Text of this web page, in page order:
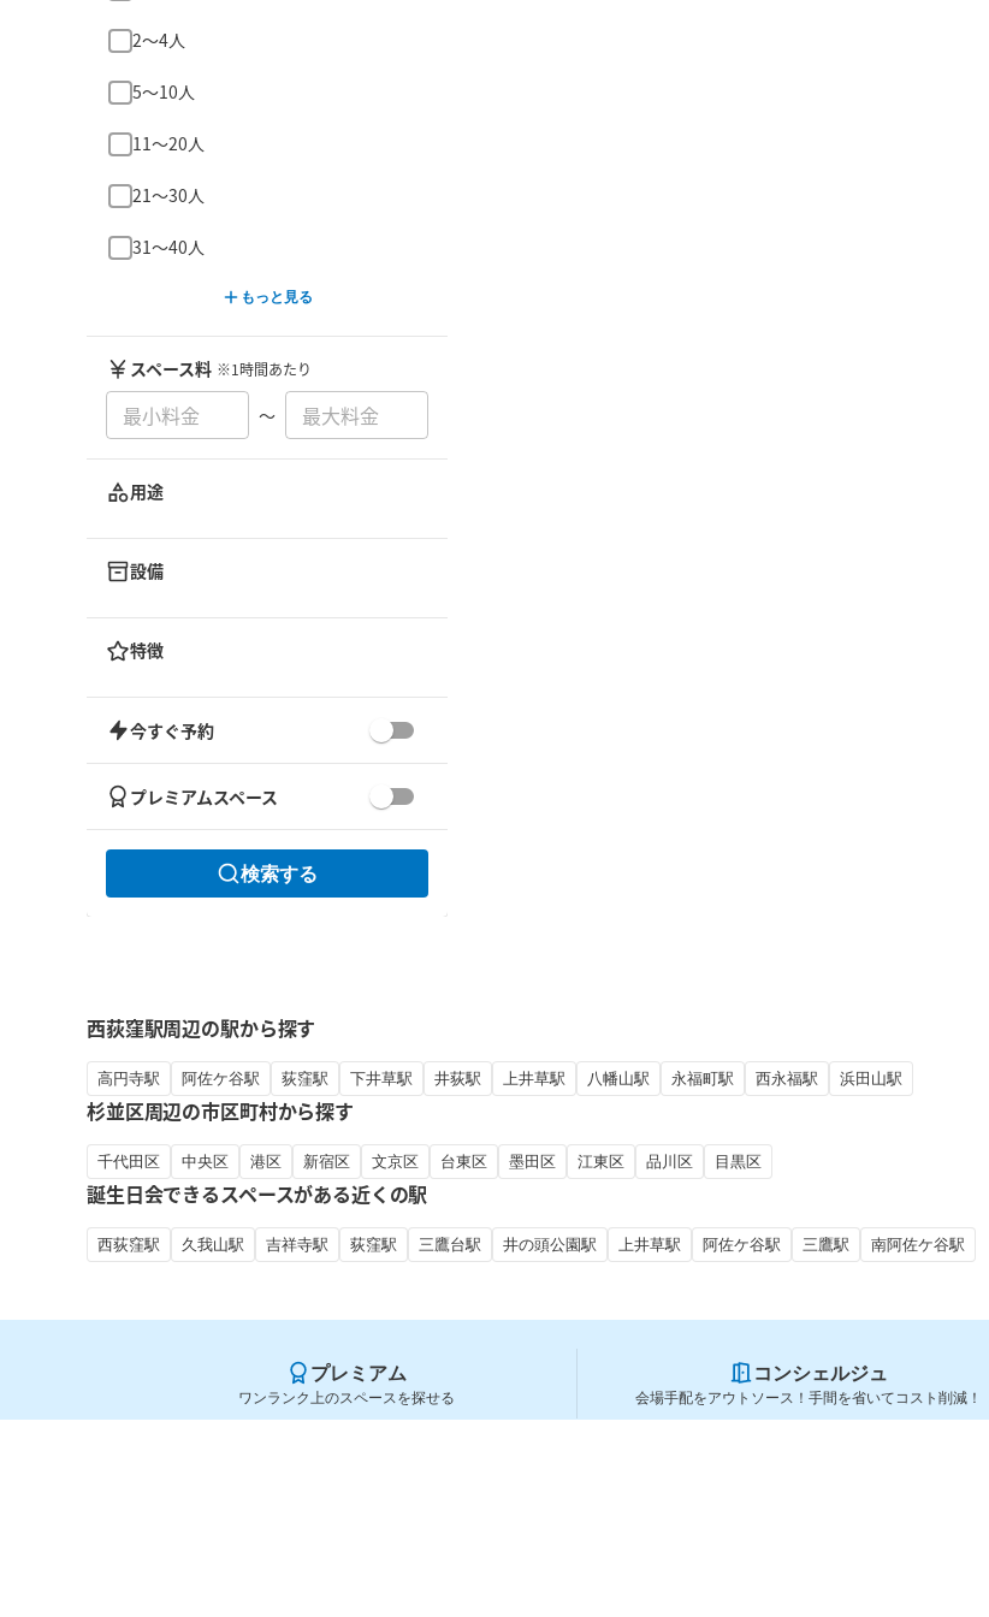
2〜4人
5〜10人
11〜20人
21〜30人
31〜40人
もっと見る
スペース料 ※1時間あたり
〜
用途
設備
特徴
今すぐ予約
プレミアムスペース
検索する
西荻窪駅周辺の駅から探す
高円寺駅 阿佐ケ谷駅 荻窪駅 下井草駅 井荻駅 上井草駅 八幡山駅 永福町駅 西永福駅 浜田山駅
杉並区周辺の市区町村から探す
千代田区 中央区 港区 新宿区 文京区 台東区 墨田区 江東区 品川区 目黒区
誕生日会できるスペースがある近くの駅
西荻窪駅 久我山駅 吉祥寺駅 荻窪駅 三鷹台駅 井の頭公園駅 上井草駅 阿佐ケ谷駅 三鷹駅 南阿佐ケ谷駅
プレミアム
ワンランク上のスペースを探せる
コンシェルジュ
会場手配をアウトソース！手間を省いてコスト削減！